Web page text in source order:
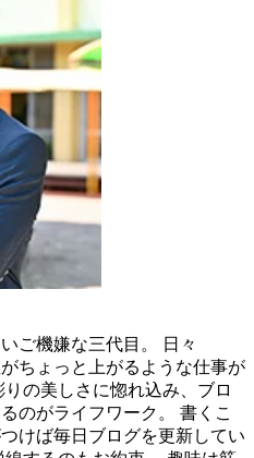
ご機嫌な三代目。 日々
ちょっと上がるような仕事が
の美しさに惚れ込み、ブロ
のがライフワーク。 書くこ
けば毎日ブログを更新してい